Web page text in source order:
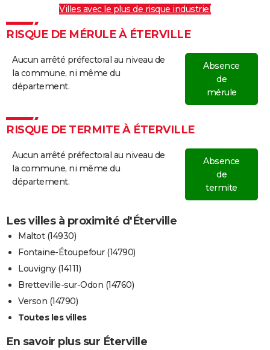
Villes avec le plus de risque industriel
RISQUE DE MÉRULE À ÉTERVILLE
Aucun arrêté préfectoral au niveau de
la commune, ni même du
département.
Absence
de
mérule
RISQUE DE TERMITE À ÉTERVILLE
Aucun arrêté préfectoral au niveau de
la commune, ni même du
département.
Absence
de
termite
Les villes à proximité d'Éterville
Maltot (14930)
Fontaine-Étoupefour (14790)
Louvigny (14111)
Bretteville-sur-Odon (14760)
Verson (14790)
Toutes les villes
En savoir plus sur Éterville